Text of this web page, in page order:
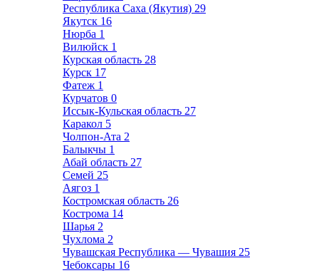
Республика Саха (Якутия) 29
Якутск 16
Нюрба 1
Вилюйск 1
Курская область 28
Курск 17
Фатеж 1
Курчатов 0
Иссык-Кульская область 27
Каракол 5
Чолпон-Ата 2
Балыкчы 1
Абай область 27
Семей 25
Аягоз 1
Костромская область 26
Кострома 14
Шарья 2
Чухлома 2
Чувашская Республика — Чувашия 25
Чебоксары 16